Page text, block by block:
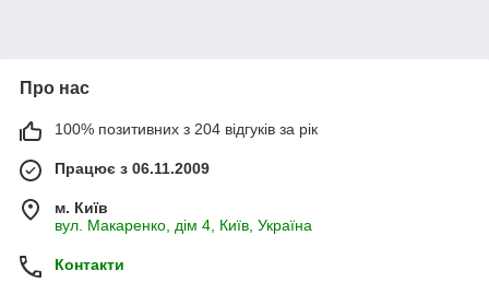
Про нас
100% позитивних з 204 відгуків за рік
Працює з 06.11.2009
м. Київ
вул. Макаренко, дім 4, Київ, Україна
Контакти